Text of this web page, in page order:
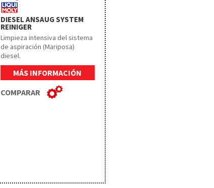
DIESEL ANSAUG SYSTEM
REINIGER
Limpieza intensiva del sistema
de aspiración (Mariposa)
diesel.
MÁS INFORMACIÓN
COMPARAR